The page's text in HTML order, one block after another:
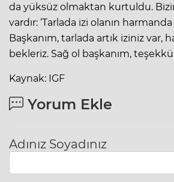
da yüksüz olmaktan kurtuldu.
vardır: ‘Tarlada izi olanın
Başkanım, tarlada artık iziniz var,
bekleriz. Sağ ol başkanım,
Kaynak: IGF
Yorum Ekle
Adınız Soyadınız